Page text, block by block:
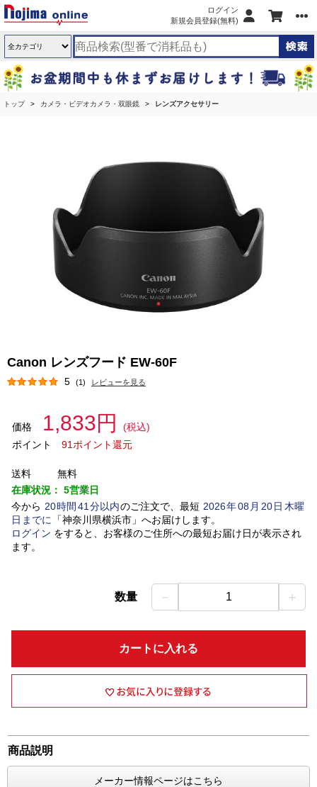
ログイン
新規会員登録(無料)
トップ カメラ・ビデオカメラ・双眼鏡 レンズアクセサリー
Canon レンズフード EW-60F
5 (1) レビューを見る
価格 1,833円
(税込)
ポイント
91ポイント還元
送料
無料
在庫状況： 5営業日
今から 20時間 41 分以内のご注文で、最短 2026年08 月 20日木曜
日 までに 「神奈川県横浜市」 へお届けします。
ログイン をすると、お客様のご住所への最短お届け日が表示され
ます。
数量 － 1 ＋
カートに入れる
商品説明
メーカー情報ページはこちら